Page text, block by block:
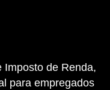
Imposto de Renda,
para empregados